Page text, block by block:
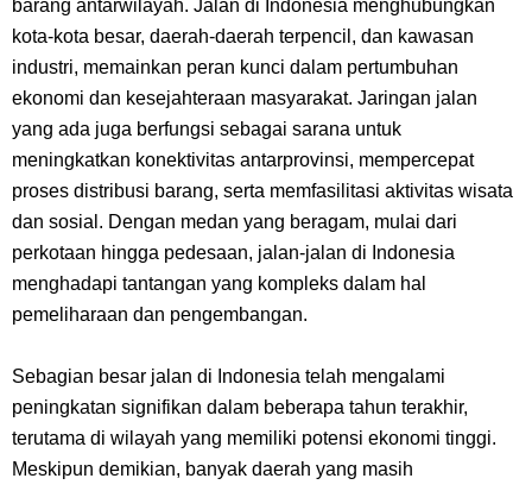
Cara Membuat Linktree Instagram, Sangat Mudah Untuk Kamu
Lakukan Sendiri
7 Fakta Gaban One Piece, Orang Yang Telah Memberikan Kunci Borgol
Milik Loki
Indonesia
Resep Roti Panggang, Sangat Mudah Untuk Menjadi Cemilan
barang antarwilayah. Jalan di Indonesia menghubungkan
kota-kota besar, daerah-daerah terpencil, dan kawasan
industri, memainkan peran kunci dalam pertumbuhan
ekonomi dan kesejahteraan masyarakat. Jaringan jalan
yang ada juga berfungsi sebagai sarana untuk
meningkatkan konektivitas antarprovinsi, mempercepat
proses distribusi barang, serta memfasilitasi aktivitas wisata
dan sosial. Dengan medan yang beragam, mulai dari
perkotaan hingga pedesaan, jalan-jalan di Indonesia
menghadapi tantangan yang kompleks dalam hal
pemeliharaan dan pengembangan.
Sebagian besar jalan di Indonesia telah mengalami
peningkatan signifikan dalam beberapa tahun terakhir,
terutama di wilayah yang memiliki potensi ekonomi tinggi.
Meskipun demikian, banyak daerah yang masih